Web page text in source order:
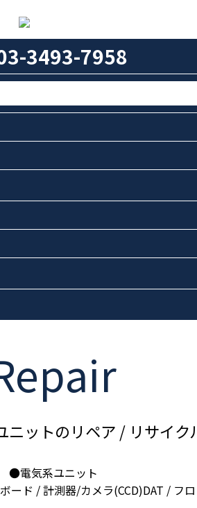
3493-7958
ニットのリペア / リサイク
●電気系ユニット
ド / 計測器/カメラ(CCD)DAT / フ